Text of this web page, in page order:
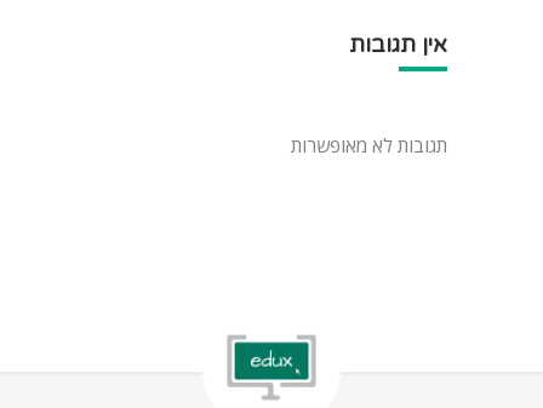
אין תגובות
תגובות לא מאופשרות